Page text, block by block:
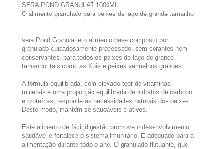
SERA POND GRANULAT 1000ML
O alimento granulado para peixes de lago de grande tamanho
sera Pond Granulat é o alimento base composto por
granulado cuidadosamente processado, sem corantes nem
conservantes, para todos os peixes de lago de grande
tamanho, tais como as Kois e peixes vermelhos grandes.
A fórmula equilibrada, com elevado teor de vitaminas,
minerais e uma proporção equilibrada de hidratos de carbono
e proteínas, responde às necessidades naturais dos peixes.
Deste modo, mantêm-se saudáveis e ativos.
Este alimento de fácil digestão promove o desenvolvimento
saudável e fortalece o sistema imunitário. É adequado para a
alimentação durante todo o ano. O granulado flutuante, que